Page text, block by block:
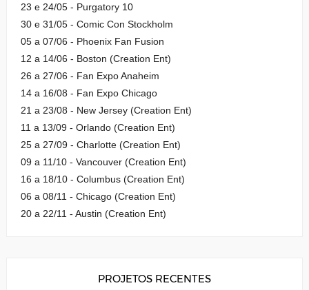
23 e 24/05 - Purgatory 10
30 e 31/05 - Comic Con Stockholm
05 a 07/06 - Phoenix Fan Fusion
12 a 14/06 - Boston (Creation Ent)
26 a 27/06 - Fan Expo Anaheim
14 a 16/08 - Fan Expo Chicago
21 a 23/08 - New Jersey (Creation Ent)
11 a 13/09 - Orlando (Creation Ent)
25 a 27/09 - Charlotte (Creation Ent)
09 a 11/10 - Vancouver (Creation Ent)
16 a 18/10 - Columbus (Creation Ent)
06 a 08/11 - Chicago (Creation Ent)
20 a 22/11 - Austin (Creation Ent)
PROJETOS RECENTES